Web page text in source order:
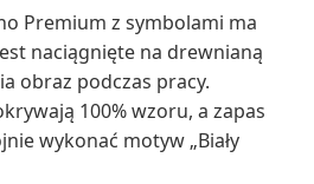
Premium z symbolami ma
naciągnięte na drewnianą
obraz podczas pracy.
100% wzoru, a zapas
wykonać motyw „Biały